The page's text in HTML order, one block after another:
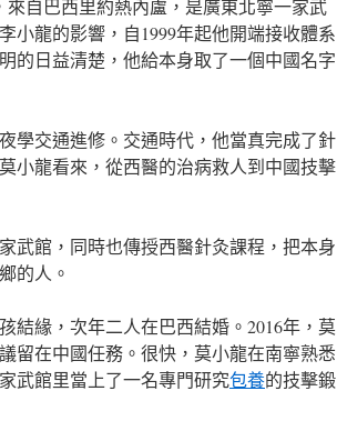
來自巴西里約熱內盧，是廣東北寧一家武
小龍的影響，自1999年起他開端接收體系
的日益清楚，他給本身取了一個中國名字
學交通進修。交通時代，他當真完成了針
小龍看來，從西醫的治病救人到中國技擊
武館，同時也傳授西醫針灸課程，把本身
的人。
結緣，次年二人在巴西結婚。2016年，莫
留在中國任務。很快，莫小龍在南寧熟悉
武館里當上了一名專門研究包養的技擊鍛